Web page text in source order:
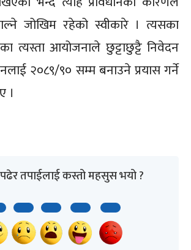
जोखिम रहेको स्वीकारे । त्यसका
त्यस्ता आयोजनाले छुट्टाछुट्टै निवेदन
२०८९/९० सम्म बनाउने प्रयास गर्ने
।
तपाईलाई कस्तो महसुस भयो ?